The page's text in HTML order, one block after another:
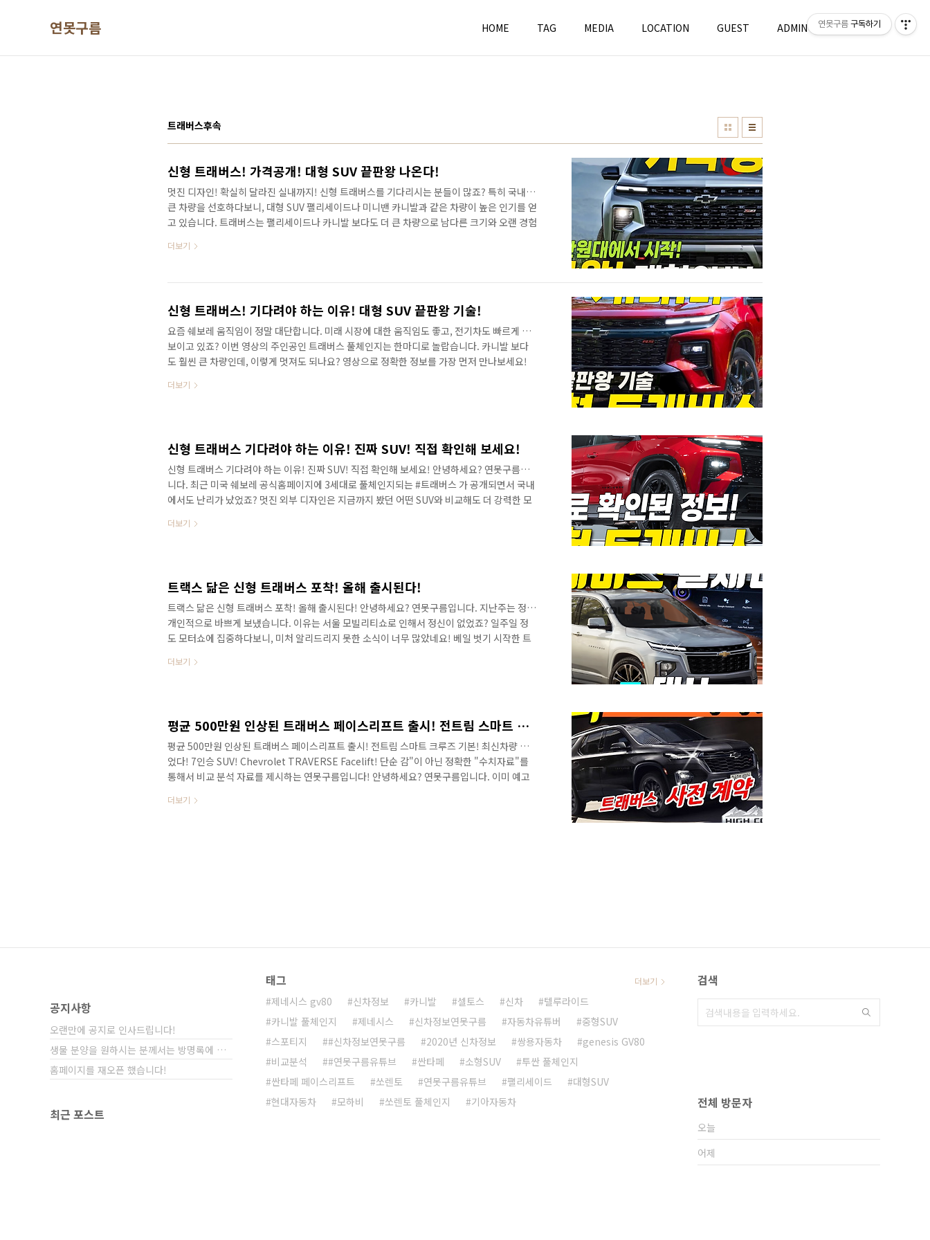
연못구름 HOME TAG MEDIA LOCATION GUEST ADMIN WRITE
트래버스후속
신형 트래버스! 가격공개! 대형 SUV 끝판왕 나온다!
멋진 디자인! 확실히 달라진 실내까지! 신형 트래버스를 기다리시는 분들이 많죠? 특히 국내는
큰 차량을 선호하다보니, 대형 SUV 팰리세이드나 미니밴 카니발과 같은 차량이 높은 인기를 얻
고 있습니다. 트래버스는 팰리세이드나 카니발 보다도 더 큰 차량으로 남다른 크기와 오랜 경험
유 때문에 국내에서도 수입 대형 SUV 1위를 차지하고 있는데요. 드디어 신형 트래버스의 가격
가지로 LS LT 기본 Z71 RS는 고급트림으로 보시면 됩니다. 기존 트림은 총 6개이었는데, 4개
더보기
신형 트래버스! 기다려야 하는 이유! 대형 SUV 끝판왕 기술!
요즘 쉐보레 움직임이 정말 대단합니다. 미래 시장에 대한 움직임도 좋고, 전기차도 빠르게 선
보이고 있죠? 이번 영상의 주인공인 트래버스 풀체인지는 한마디로 놀랍습니다. 카니발 보다
도 훨씬 큰 차량인데, 이렇게 멋져도 되나요? 영상으로 정확한 정보를 가장 먼저 만나보세요!
더보기
신형 트래버스 기다려야 하는 이유! 진짜 SUV! 직접 확인해 보세요!
신형 트래버스 기다려야 하는 이유! 진짜 SUV! 직접 확인해 보세요! 안녕하세요? 연못구름입
니다. 최근 미국 쉐보레 공식홈페이지에 3세대로 풀체인지되는 #트래버스 가 공개되면서 국내
에서도 난리가 났었죠? 멋진 외부 디자인은 지금까지 봤던 어떤 SUV와 비교해도 더 강력한 모
골 실내를 대표했던 차량이었는데, 11인치 계기판과 17인치 인포테인먼트는 놀라움을 감추기
더보기
트랙스 닮은 신형 트래버스 포착! 올해 출시된다!
트랙스 닮은 신형 트래버스 포착! 올해 출시된다! 안녕하세요? 연못구름입니다. 지난주는 정말
개인적으로 바쁘게 보냈습니다. 이유는 서울 모빌리티쇼로 인해서 정신이 없었죠? 일주일 정
도 모터쇼에 집중하다보니, 미처 알리드리지 못한 소식이 너무 많았네요! 베일 벗기 시작한 트
#쉐보레 이죠? 오랜만에 출시한 #신형트랙스 는 벌써 2만대를 넘었다는 소식이 들리죠? 이 정
더보기
평균 500만원 인상된 트래버스 페이스리프트 출시! 전트림 스마트 크루즈 기본! 최신차량 되었다! 7인승 SUV! Chevrolet TRAVERSE Facelift!
평균 500만원 인상된 트래버스 페이스리프트 출시! 전트림 스마트 크루즈 기본! 최신차량 되
었다! 7인승 SUV! Chevrolet TRAVERSE Facelift! 단순 감"이 아닌 정확한 "수치자료"를
통해서 비교 분석 자료를 제시하는 연못구름입니다! 안녕하세요? 연못구름입니다. 이미 예고
니다. 트래버스를 직접 시승해 보면 동급과 확실하게 다른 주행 성능이 반하게 되지만 최신 기
더보기
공지사항
오랜만에 공지로 인사드립니다!
생물 분양을 원하시는 분께서는 방명록에 비밀글⋯
홈페이지를 재오픈 했습니다!
최근 포스트
태그
제네시스 gv80 신차정보 카니발 셀토스 신차
텔루라이드
카니발 풀체인지
제네시스 신차정보연못구름 자동차유튜버
중형SUV
스포티지
#신차정보연못구름 2020년 신차정보 쌍용자동차
genesis GV80
비교분석
#연못구름유튜브 싼타페 소형SUV
투싼 풀체인지
싼타페 페이스리프트
쏘렌토 연못구름유튜브 팰리세이드
대형SUV
현대자동차
모하비 쏘렌토 풀체인지 기아자동차
더보기 검색
전체 방문자
오늘
어제
연못구름 구독하기